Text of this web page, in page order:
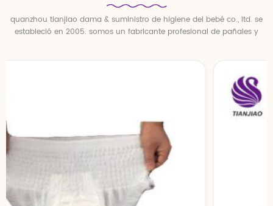
quanzhou tianjiao dama & suministro de higiene del bebé co., ltd. se
estableció en 2005. somos un fabricante profesional de pañales y